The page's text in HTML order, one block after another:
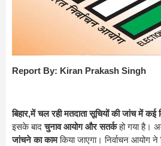
Report By: Kiran Prakash Singh
बिहार,में चल रही मतदाता सूचियों की जांच में कई
इसके बादचुनाव आयोग और सतर्कहो गया है।
जांचने का कामकिया जाएगा। निर्वाचन आयोग ने